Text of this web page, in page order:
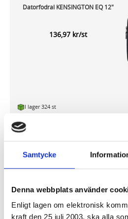
Samtycke
Denna webbplats använder
Enligt lagen om elektronisk
kraft den 25 juli 2003, ska alla
Datorfodral KENSINGTON EQ 12"
136,97 kr/st
I lager 324 st
-
160,05 kr/st